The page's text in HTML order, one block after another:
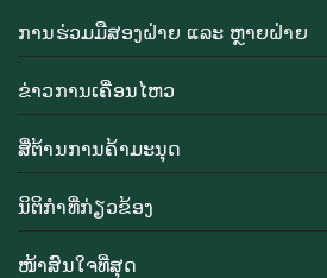
ການຮ່ວມມືສອງຝ່າຍ ແລະ ຫຼາຍຝ່າຍ
ຂ່າວການເຄື່ອນໄຫວ
ສື່ຕ້ານການຄ້າມະນຸດ
ນິຕິກຳທີ່ກ່ຽວຂ້ອງ
ໜ້າສົນໃຈທີ່ສຸດ